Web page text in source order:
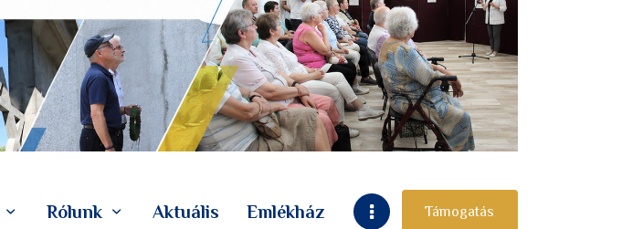
Rólunk Aktuális Emlékház Támogatás